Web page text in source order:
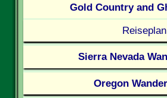
Gold Country and
Reiseplan
Sierra Nevada
Oregon